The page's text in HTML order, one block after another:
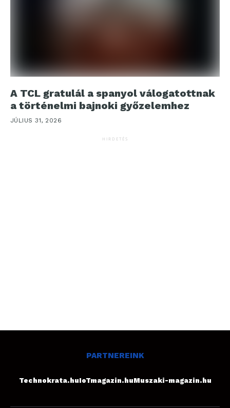
A TCL gratulál a spanyol válogatottnak
a történelmi bajnoki győzelemhez
JÚLIUS 31, 2026
HIRDETÉS
PARTNEREINK
Technokrata.huIoTmagazin.huMuszaki-magazin.hu